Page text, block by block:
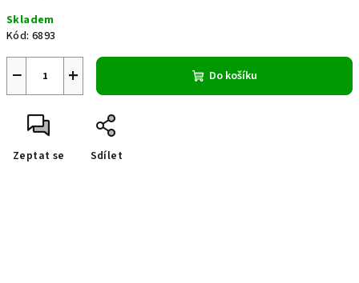
cena:
Skladem
Kód: 6893
+
− Do košíku
Zeptat se Sdílet